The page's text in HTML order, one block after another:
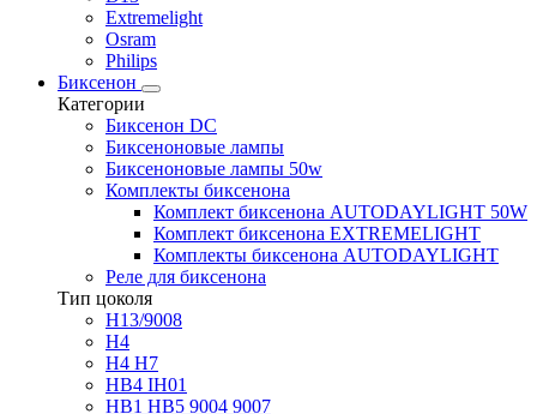
Extremelight
Osram
Philips
Биксенон
Категории
Биксенон DC
Биксеноновые лампы
Биксеноновые лампы 50w
Комплекты биксенона
Комплект биксенона AUTODAYLIGHT 50W
Комплект биксенона EXTREMELIGHT
Комплекты биксенона AUTODAYLIGHT
Реле для биксенона
Тип цоколя
H13/9008
H4
H4 H7
HB4 IH01
HB1 HB5 9004 9007